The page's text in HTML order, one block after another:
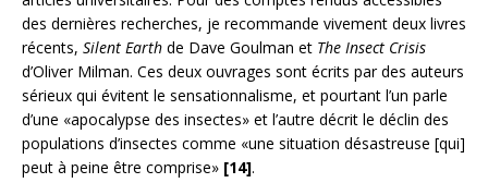
des dernières recherches, je recommande vivement deux livres
récents, Silent Earth de Dave Goulman et The Insect Crisis
d’Oliver Milman. Ces deux ouvrages sont écrits par des auteurs
sérieux qui évitent le sensationnalisme, et pourtant l’un parle
d’une «apocalypse des insectes» et l’autre décrit le déclin des
populations d’insectes comme «une situation désastreuse [qui]
peut à peine être comprise» [14].